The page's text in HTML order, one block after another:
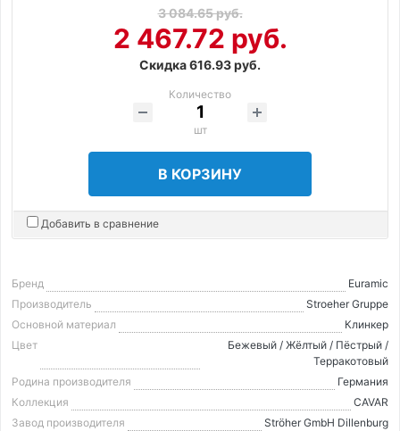
3 084.65 руб.
2 467.72 руб.
Скидка 616.93 руб.
Количество
шт
В КОРЗИНУ
Добавить в сравнение
Бренд
Euramic
Производитель
Stroeher Gruppe
Основной материал
Клинкер
Цвет
Бежевый / Жёлтый / Пёстрый /
Терракотовый
Родина производителя
Германия
Коллекция
CAVAR
Завод производителя
Ströher GmbH Dillenburg